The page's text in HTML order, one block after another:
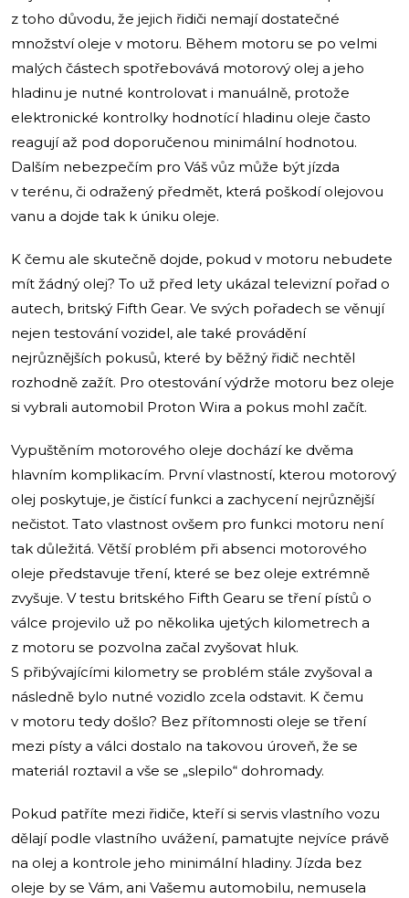
z toho důvodu, že jejich řidiči nemají dostatečné
množství oleje v motoru. Během motoru se po velmi
malých částech spotřebovává motorový olej a jeho
hladinu je nutné kontrolovat i manuálně, protože
elektronické kontrolky hodnotící hladinu oleje často
reagují až pod doporučenou minimální hodnotou.
Dalším nebezpečím pro Váš vůz může být jízda
v terénu, či odražený předmět, která poškodí olejovou
vanu a dojde tak k úniku oleje.
K čemu ale skutečně dojde, pokud v motoru nebudete
mít žádný olej? To už před lety ukázal televizní pořad o
autech, britský Fifth Gear. Ve svých pořadech se věnují
nejen testování vozidel, ale také provádění
nejrůznějších pokusů, které by běžný řidič nechtěl
rozhodně zažít. Pro otestování výdrže motoru bez oleje
si vybrali automobil Proton Wira a pokus mohl začít.
Vypuštěním motorového oleje dochází ke dvěma
hlavním komplikacím. První vlastností, kterou motorový
olej poskytuje, je čistící funkci a zachycení nejrůznější
nečistot. Tato vlastnost ovšem pro funkci motoru není
tak důležitá. Větší problém při absenci motorového
oleje představuje tření, které se bez oleje extrémně
zvyšuje. V testu britského Fifth Gearu se tření pístů o
válce projevilo už po několika ujetých kilometrech a
z motoru se pozvolna začal zvyšovat hluk.
S přibývajícími kilometry se problém stále zvyšoval a
následně bylo nutné vozidlo zcela odstavit. K čemu
v motoru tedy došlo? Bez přítomnosti oleje se tření
mezi písty a válci dostalo na takovou úroveň, že se
materiál roztavil a vše se „slepilo“ dohromady.
Pokud patříte mezi řidiče, kteří si servis vlastního vozu
dělají podle vlastního uvážení, pamatujte nejvíce právě
na olej a kontrole jeho minimální hladiny. Jízda bez
oleje by se Vám, ani Vašemu automobilu, nemusela